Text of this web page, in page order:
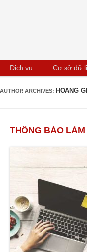
Dịch vụ Cơ sở dữ
AUTHOR ARCHIVES: HOANG
THÔNG BÁO